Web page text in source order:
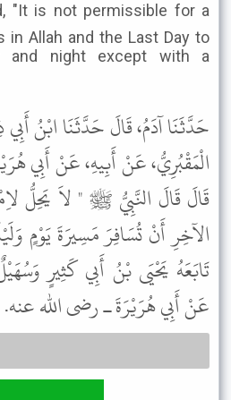
in Allah and the Last Day to
and night except with a
حَدَّثَنَا آدَمُ، قَالَ حَدَّثَنَا ابْنُ
الْمَقْبُرِيُّ، عَنْ أَبِيهِ، عَنْ أَبِي
قَالَ قَالَ النَّبِيُّ ﷺ " لاَ يَحِلُّ
الآخِرِ أَنْ تُسَافِرَ مَسِيرَةَ يَوْمٍ
تَابَعَهُ يَحْيَى بْنُ أَبِي كَثِيرٍ
عَنْ أَبِي هُرَيْرَةَ ـ رضى الله عنه.